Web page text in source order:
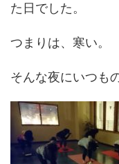
た日でした。
つまりは、寒い。
そんな夜にいつも